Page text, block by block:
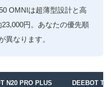
OMNIは超薄型設計と高
円。あなたの優先順
異なります。
N20 PRO PLUS DEEBOT